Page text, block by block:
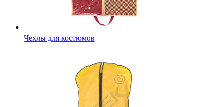
Чехлы для костюмов